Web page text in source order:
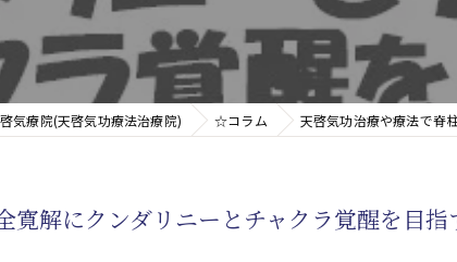
び緩解法
気療院(天啓気功療法治療院) ☆コラム 天啓気功治療や療法で脊
解にクンダリニーとチャクラ覚醒を目指